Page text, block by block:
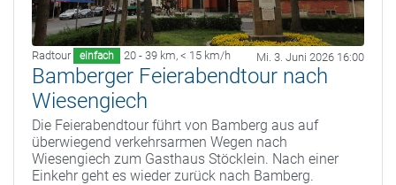
Radtour einfach 20 - 39 km, < 15 km/h Mi. 3. Juni 2026 16:00
Bamberger Feierabendtour nach
Wiesengiech
Die Feierabendtour führt von Bamberg aus auf
überwiegend verkehrsarmen Wegen nach
Wiesengiech zum Gasthaus Stöcklein. Nach einer
Einkehr geht es wieder zurück nach Bamberg.